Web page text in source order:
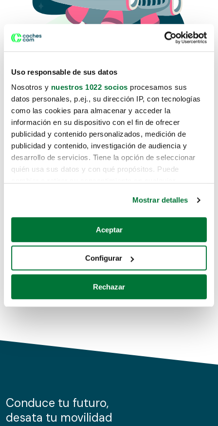
Uso responsable de sus datos
Nosotros y nuestros 1022 socios procesamos sus
datos personales, p.ej., su dirección IP, con tecnologías
como las cookies para almacenar y acceder la
información en su dispositivo con el fin de ofrecer
publicidad y contenido personalizados, medición de
publicidad y contenido, investigación de audiencia y
desarrollo de servicios. Tiene la opción de seleccionar
quién usa sus datos y con qué propósitos. Puede
Si lo permite, también quisiéramos:
Recopilar información sobre su ubicación geográfica
Identificar su dispositivo analizándolo activamente
para buscar características específicas (huellas
Obtenga más información sobre cómo se procesan sus
de cookies.
información sobre el uso que haga del sitio web con
nuestros partners de redes sociales, publicidad y análisis
Mostrar detalles
Aceptar
Configurar
Rechazar
Lo sentimos, no sabemos como
te hemos traido hasta aquí.
Pero puedes encontrar el coche que estás
buscando en alguno de estos enlaces:
Coches de segunda mano
Coches de km0
Conduce tu futuro,
desata tu movilidad